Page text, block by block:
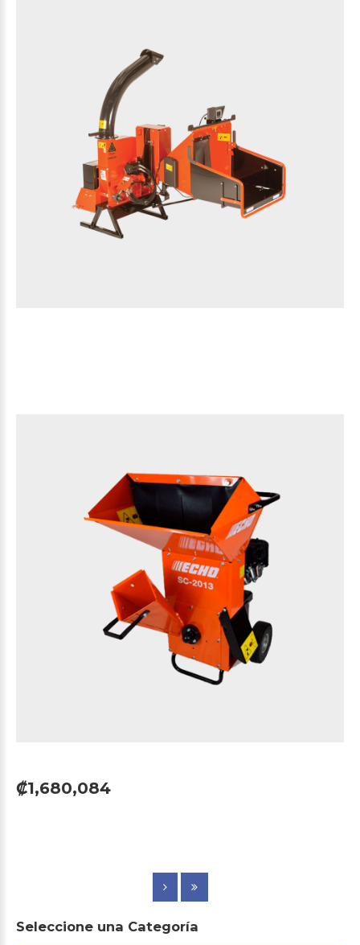
₡1,680,084
Seleccione una Categoría